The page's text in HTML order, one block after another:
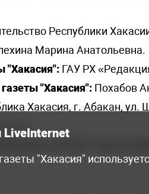
Республики
Марина Анатольевна.
"Хакасия": ГАУ РХ
"Хакасия": Похабов
Хакасия, г. Абакан, ул.
19.ru
LiveInternet
"Хакасия"